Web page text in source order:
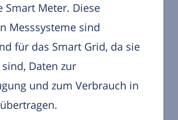
Smart Meter. Diese
Messsysteme sind
für das Smart Grid, da sie
Daten zur
und zum Verbrauch in